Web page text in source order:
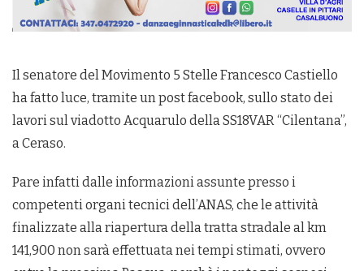
Il senatore del Movimento 5 Stelle Francesco Castiello
ha fatto luce, tramite un post facebook, sullo stato dei
lavori sul viadotto Acquarulo della SS18VAR “Cilentana”,
a Ceraso.
Pare infatti dalle informazioni assunte presso i
competenti organi tecnici dell’ANAS, che le attività
finalizzate alla riapertura della tratta stradale al km
141,900 non sarà effettuata nei tempi stimati, ovvero